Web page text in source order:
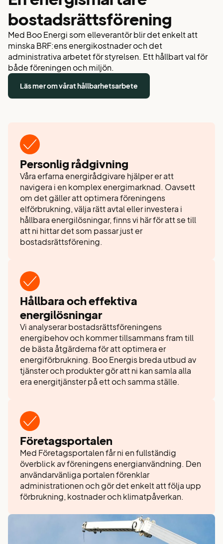
bostadsrättsförening
Med Boo Energi som elleverantör blir det enkelt att
minska BRF:ens energikostnaderoch det
administrativa arbetet för styrelsen. Ett hållbart val för
både föreningen och miljön.
Läs mer om vårat hållbarhetsarbete
Personlig rådgivning​​
Våra erfarna energirådgivare hjälper er att
navigera i en komplex energimarknad. Oavsett
om det gäller att optimera föreningens
elförbrukning, välja rätt avtal eller investera i
hållbara energilösningar, finns vi här för att se till
att ni hittar det som passar just er
bostadsrättsförening.
Hållbara och effektiva
energilösningar
Vi analyserar bostadsrättsföreningens
energibehov och kommer tillsammans fram till
de bästa åtgärderna för att optimera er
energiförbrukning. Boo Energis breda utbud av
tjänster och produkter gör att ni kan samla alla
era energitjänster på ett och samma ställe.
Företagsportalen
Med Företagsportalen får ni en fullständig
överblick av föreningens energianvändning. Den
användarvänliga portalen förenklar
administrationen och gör det enkelt att följa upp
förbrukning, kostnader och klimatpåverkan.